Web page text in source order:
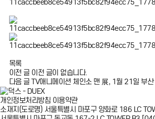
목록
이전 글이전 글이 없습니다.
다음 글TV애니메이션 체인소 맨 展, 1월 21일 부산
개인정보처리방침 이용약관
소재지(도로명) 서울특별시 마포구 양화로 186 LC